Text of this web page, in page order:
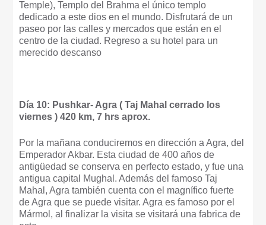
Temple), Templo del Brahma el único templo
dedicado a este dios en el mundo. Disfrutará de un
paseo por las calles y mercados que están en el
centro de la ciudad. Regreso a su hotel para un
merecido descanso
Día 10: Pushkar- Agra ( Taj Mahal cerrado los
viernes ) 420 km, 7 hrs aprox.
Por la mañana conduciremos en dirección a Agra, del
Emperador Akbar. Esta ciudad de 400 años de
antigüedad se conserva en perfecto estado, y fue una
antigua capital Mughal. Además del famoso Taj
Mahal, Agra también cuenta con el magnífico fuerte
de Agra que se puede visitar. Agra es famoso por el
Mármol, al finalizar la visita se visitará una fabrica de